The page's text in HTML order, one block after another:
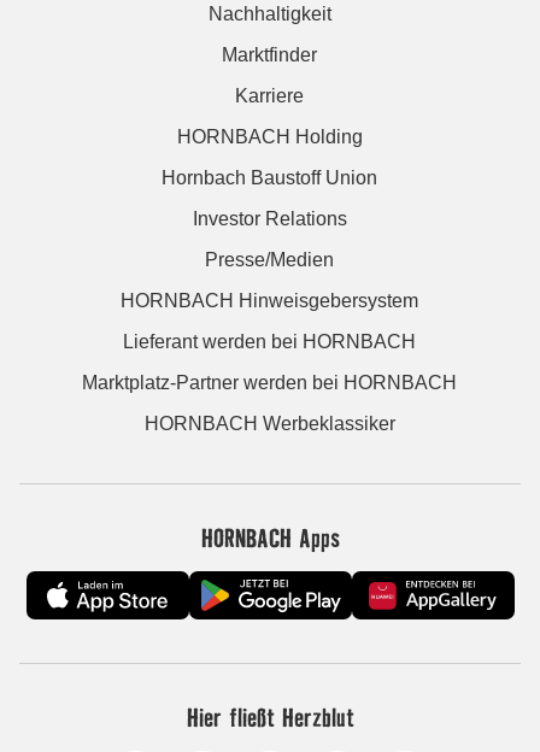
Nachhaltigkeit
Marktfinder
Karriere
HORNBACH Holding
Hornbach Baustoff Union
Investor Relations
Presse/Medien
HORNBACH Hinweisgebersystem
Lieferant werden bei HORNBACH
Marktplatz-Partner werden bei HORNBACH
HORNBACH Werbeklassiker
HORNBACH Apps
Hier fließt Herzblut